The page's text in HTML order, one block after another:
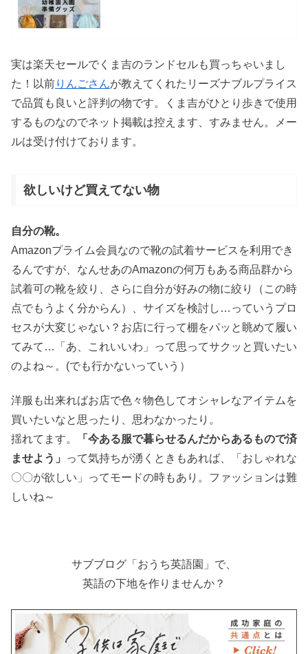
実は楽天セールでくま吉のランドセルも買っちゃいまし
た！以前りんごさんが教えてくれたリーズナブルプライス
で品質も良いと評判の物です。くま吉がひとり歩きで使用
するものなのでネット掲載は控えます、すみません。メー
ルは受け付けております。
欲しいけど買えてない物
自分の靴。
Amazonプライム会員なので靴の試着サービスを利用でき
るんですが、なんせあのAmazonの何万もある商品群から
試着可の靴を絞り、さらに自分が好みの物に絞り（この時
点でもうよく分からん）、サイズを検討し…っていうプロ
セスが大変じゃない？お店に行って棚をパッと眺めて履い
てみて…「あ、これいいわ」って思ってサクッと買いたい
のよね～。(でも行かないっていう）
洋服も出来ればお店で色々物色してオシャレなアイテムを
買いたいなと思ったり、思わなかったり。
揺れてます。
「今ある服で暮らせるんだからあるもので済
ませよう」
って気持ちが湧くときもあれば、「おしゃれな
〇〇が欲しい」ってモードの時もあり。ファッションは難
しいね～
サブブログ「おうち英語園」で、
英語の下地を作りませんか？